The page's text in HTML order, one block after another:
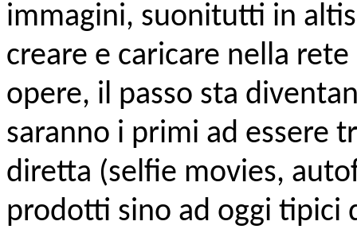
immagini, suonitutti in
creare e caricare nella
opere, il passo sta
saranno i primi ad essere
diretta (selfie movies,
prodotti sino ad oggi tipici